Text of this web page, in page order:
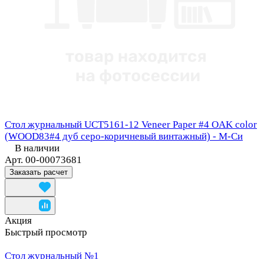
Стол журнальный UCT5161-12 Veneer Paper #4 OAK color
(WOOD83#4 дуб серо-коричневый винтажный) - М-Си
В наличии
Арт. 00-00073681
Заказать расчет
Акция
Быстрый просмотр
Стол журнальный №1